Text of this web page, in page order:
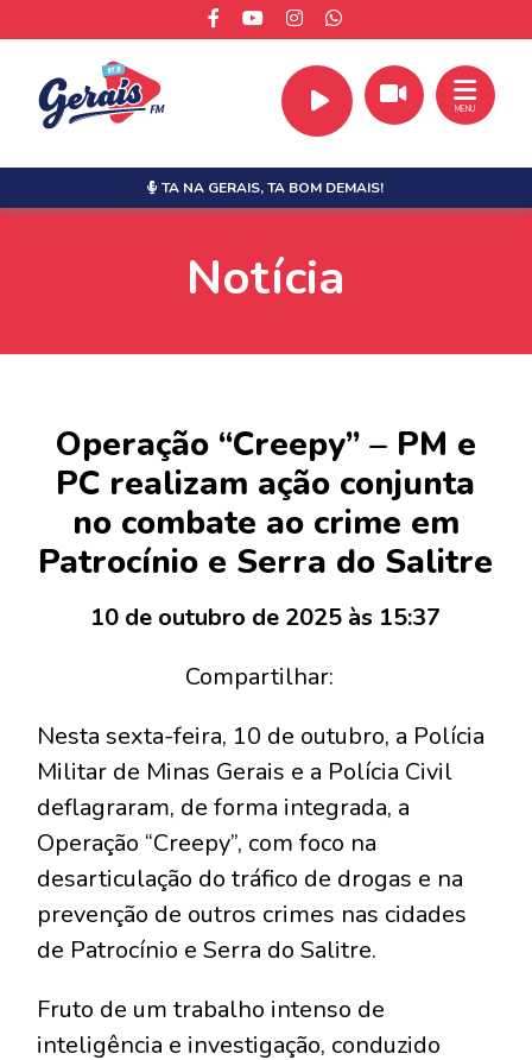
TA NA GERAIS,TA BOM DEMAIS!
MENU
Notícia
Operação “Creepy” – PM e
PC realizam ação conjunta
no combate ao crime em
Patrocínio e Serra do Salitre
10 de outubro de 2025 às 15:37
Compartilhar:
Nesta sexta-feira, 10 de outubro, a Polícia
Militar de Minas Gerais e a Polícia Civil
deflagraram, de forma integrada, a
Operação “Creepy”, com foco na
desarticulação do tráfico de drogas e na
prevenção de outros crimes nas cidades
de Patrocínio e Serra do Salitre.
Fruto de um trabalho intenso de
inteligência e investigação, conduzido